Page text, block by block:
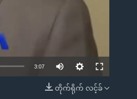
EMBED
3:07
တိုက်ရိုက် လင့်ခ်